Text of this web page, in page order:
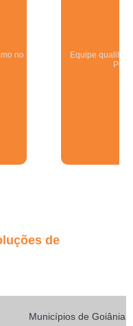
e de forma organizada.
e preço justo.
de
Municípios de Goiânia